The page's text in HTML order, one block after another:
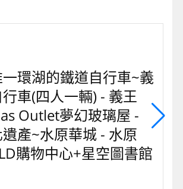
環湖的鐵道自行車~義
車(四人一輛) - 義王
Outlet夢幻玻璃屋 -
產~水原華城 - 水原
購物中心+星空圖書館